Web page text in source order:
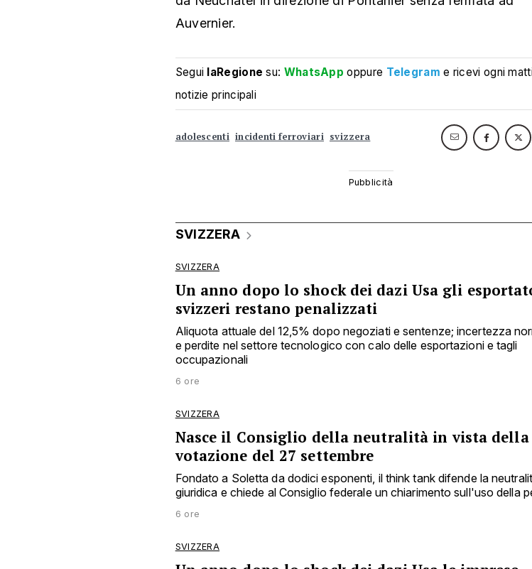
Auvernier.
Segui laRegione su: WhatsApp oppure Telegram e ricevi ogni
notizie principali
adolescenti incidenti ferroviari svizzera
SVIZZERA
SVIZZERA
Un anno dopo lo shock dei dazi Usa gli
svizzeri restano penalizzati
Aliquota attuale del 12,5% dopo negoziati e sentenze; incertezza
e perdite nel settore tecnologico con calo delle esportazioni e tagli
occupazionali
6 ore
SVIZZERA
Nasce il Consiglio della neutralità in vista della
votazione del 27 settembre
Fondato a Soletta da dodici esponenti, il think tank difende la
giuridica e chiede al Consiglio federale un chiarimento sull'uso della
6 ore
SVIZZERA